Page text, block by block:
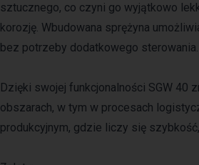
sztucznego, co czyni go wyjątkowo
korozję. Wbudowana sprężyna
bez potrzeby dodatkowego sterowania.​
Dzięki swojej funkcjonalności SGW 40
obszarach, w tym w procesach
produkcyjnym, gdzie liczy się